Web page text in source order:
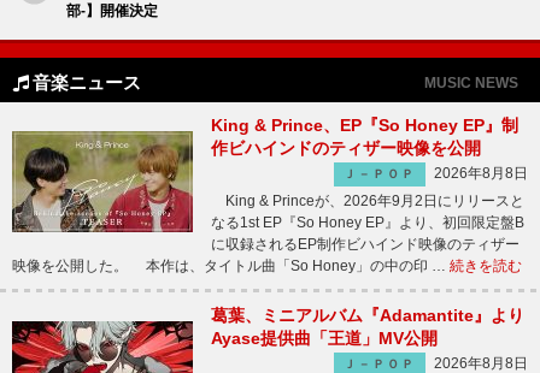
部-】開催決定
音楽ニュース MUSIC NEWS
King & Prince、EP『So Honey EP』制
作ビハインドのティザー映像を公開
Ｊ－ＰＯＰ
2026年8月8日
King & Princeが、2026年9月2日にリリースと
なる1st EP『So Honey EP』より、初回限定盤B
に収録されるEP制作ビハインド映像のティザー
映像を公開した。 本作は、タイトル曲「So Honey」の中の印 … 続きを読む
葛葉、ミニアルバム『Adamantite』より
Ayase提供曲「王道」MV公開
Ｊ－ＰＯＰ
2026年8月8日